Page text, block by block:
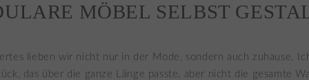
MÖBEL SELBST
lieben wir nicht nur in der Mode, sondern auch zuhause.
das über die ganze Länge passte, aber nicht die gesamte